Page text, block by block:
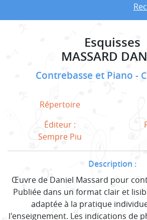
Esquisses
MASSARD
Contrebasse et Piano
Répertoire
Éditeur :
Sempre Piu
Description :
Œuvre de Daniel Massard pour
Publiée dans un format clair et
adaptée à la pratique
l'enseignement. Les indications de